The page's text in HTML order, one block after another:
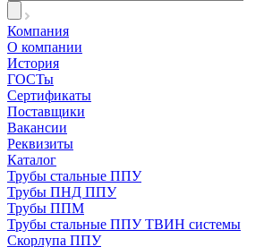
Компания
О компании
История
ГОСТы
Сертификаты
Поставщики
Вакансии
Реквизиты
Каталог
Трубы стальные ППУ
Трубы ПНД ППУ
Трубы ППМ
Трубы стальные ППУ ТВИН системы
Скорлупа ППУ